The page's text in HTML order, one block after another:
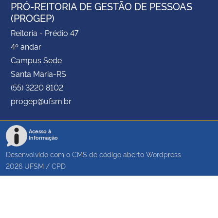
PRÓ-REITORIA DE GESTÃO DE PESSOAS
(PROGEP)
Reitoria - Prédio 47
4º andar
Campus Sede
Santa Maria-RS
(55) 3220 8102
progep@ufsm.br
Acesso à
Informação
Desenvolvido com o CMS de código aberto Wordpress
2026 UFSM / CPD